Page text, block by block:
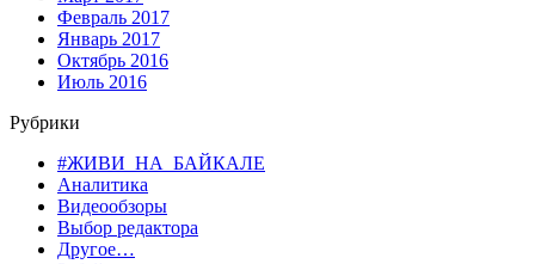
Февраль 2017
Январь 2017
Октябрь 2016
Июль 2016
Рубрики
#ЖИВИ_НА_БАЙКАЛЕ
Аналитика
Видеообзоры
Выбор редактора
Другое…